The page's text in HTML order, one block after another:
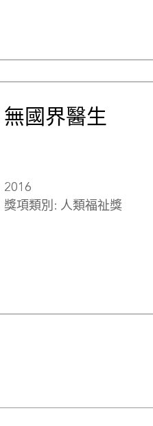
無國界醫生
2016
獎項類別: 人類福祉獎